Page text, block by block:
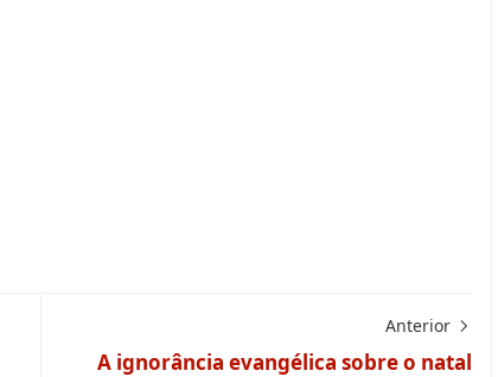
Anterior
A ignorância evangélica sobre o natal